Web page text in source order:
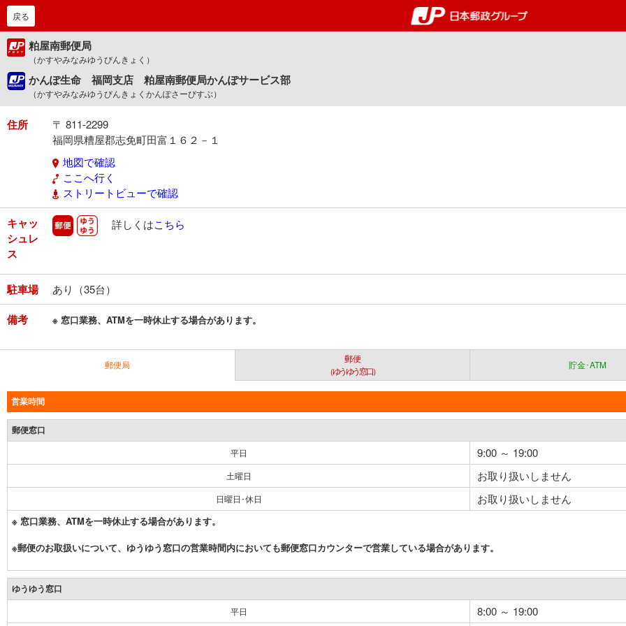
郵便局・日本郵政グルー
戻る
粕屋南郵便局
（かすやみなみゆうびんきょく）
かんぽ生命 福岡支店 粕屋南郵便局かんぽサービス部
（かすやみなみゆうびんきょくかんぽさーびすぶ）
住所
〒 811-2299
福岡県糟屋郡志免町田富１６２－１
地図で確認
ここへ行く
ストリートビューで確認
キャッ
シュレ
ス
郵便 ゆうゆう
詳しくはこちら
駐車場 あり（35台）
備考 ※ 窓口業務、ATMを一時休止する場合があります。
郵便局
郵便
（ゆうゆう窓口）
貯金･ATM
営業時間
郵便窓口
平日 9:00 ～ 19:00
土曜日 お取り扱いしません
日曜日･休日 お取り扱いしません
※ 窓口業務、ATMを一時休止する場合があります。
※郵便のお取扱いについて、ゆうゆう窓口の営業時間内においても郵便窓口カウンターで営業している場合があります。
ゆうゆう窓口
平日 8:00 ～ 19:00